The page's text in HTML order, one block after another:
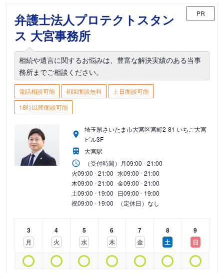
弁護士法人プロテクトスタン
ス 大宮事務所
PR
相続や遺言に関するお悩みは、豊富な解決実績のある当事
務所までご相談ください。
電話相談可能 初回面談無料
土日面談可能
18時以降面談可能
埼玉県さいたま市大宮区宮町2-81 いちご大宮
ビル3F
大宮駅
（受付時間） 月09:00 - 21:00
火09:00 - 21:00 水09:00 - 21:00
木09:00 - 21:00 金09:00 - 21:00
土09:00 - 19:00 日09:00 - 19:00
祝09:00 - 19:00 （定休日）なし
3
月
4
火
5
水
6
木
7
金
8
土
9
日